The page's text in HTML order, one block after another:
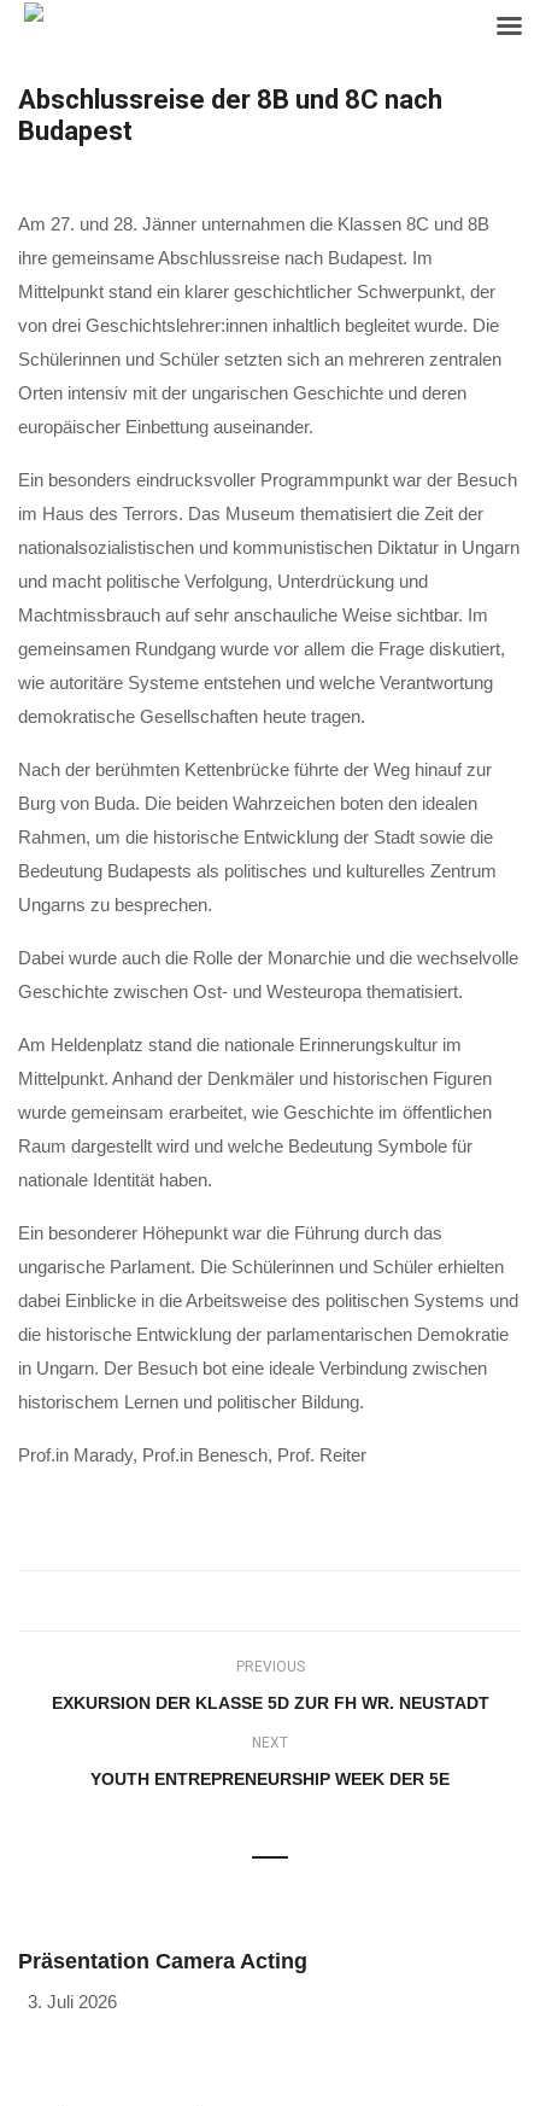
content
Abschlussreise der 8B und 8C nach
Budapest
Am 27. und 28. Jänner unternahmen die Klassen 8C und 8B
ihre gemeinsame Abschlussreise nach Budapest. Im
Mittelpunkt stand ein klarer geschichtlicher Schwerpunkt, der
von drei Geschichtslehrer:innen inhaltlich begleitet wurde. Die
Schülerinnen und Schüler setzten sich an mehreren zentralen
Orten intensiv mit der ungarischen Geschichte und deren
europäischer Einbettung auseinander.
Ein besonders eindrucksvoller Programmpunkt war der Besuch
im Haus des Terrors. Das Museum thematisiert die Zeit der
nationalsozialistischen und kommunistischen Diktatur in Ungarn
und macht politische Verfolgung, Unterdrückung und
Machtmissbrauch auf sehr anschauliche Weise sichtbar. Im
gemeinsamen Rundgang wurde vor allem die Frage diskutiert,
wie autoritäre Systeme entstehen und welche Verantwortung
demokratische Gesellschaften heute tragen.
Nach der berühmten Kettenbrücke führte der Weg hinauf zur
Burg von Buda. Die beiden Wahrzeichen boten den idealen
Rahmen, um die historische Entwicklung der Stadt sowie die
Bedeutung Budapests als politisches und kulturelles Zentrum
Ungarns zu besprechen.
Dabei wurde auch die Rolle der Monarchie und die wechselvolle
Geschichte zwischen Ost- und Westeuropa thematisiert.
Am Heldenplatz stand die nationale Erinnerungskultur im
Mittelpunkt. Anhand der Denkmäler und historischen Figuren
wurde gemeinsam erarbeitet, wie Geschichte im öffentlichen
Raum dargestellt wird und welche Bedeutung Symbole für
nationale Identität haben.
Ein besonderer Höhepunkt war die Führung durch das
ungarische Parlament. Die Schülerinnen und Schüler erhielten
dabei Einblicke in die Arbeitsweise des politischen Systems und
die historische Entwicklung der parlamentarischen Demokratie
in Ungarn. Der Besuch bot eine ideale Verbindung zwischen
historischem Lernen und politischer Bildung.
Prof.in Marady, Prof.in Benesch, Prof. Reiter
PREVIOUS
EXKURSION DER KLASSE 5D ZUR FH WR. NEUSTADT
NEXT
YOUTH ENTREPRENEURSHIP WEEK DER 5E
Präsentation Camera Acting
3. Juli 2026